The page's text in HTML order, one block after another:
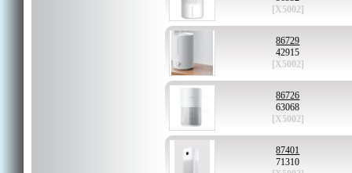
[X5002]
86729
42915
[X5002]
86726
63068
[X5002]
87401
71310